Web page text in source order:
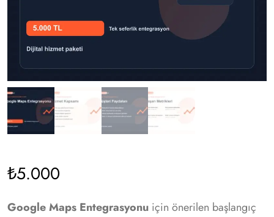
₺5.000
Google Maps Entegrasyonu için önerilen başlangıç